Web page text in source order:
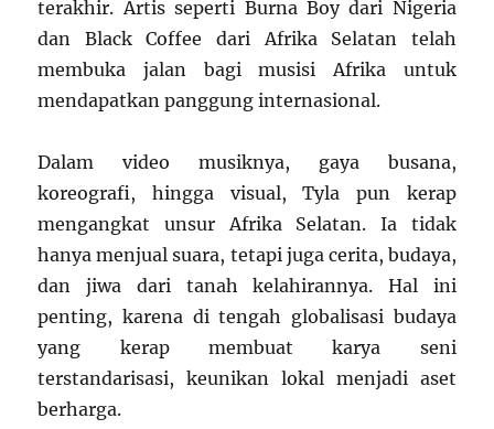
terakhir. Artis seperti Burna Boy dari Nigeria
dan Black Coffee dari Afrika Selatan telah
membuka jalan bagi musisi Afrika untuk
mendapatkan panggung internasional.
Dalam video musiknya, gaya busana,
koreografi, hingga visual, Tyla pun kerap
mengangkat unsur Afrika Selatan. Ia tidak
hanya menjual suara, tetapi juga cerita, budaya,
dan jiwa dari tanah kelahirannya. Hal ini
penting, karena di tengah globalisasi budaya
yang kerap membuat karya seni
terstandarisasi, keunikan lokal menjadi aset
berharga.